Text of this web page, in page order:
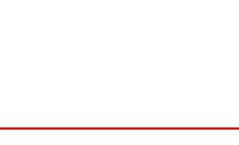
たてNISAは昨年より少額